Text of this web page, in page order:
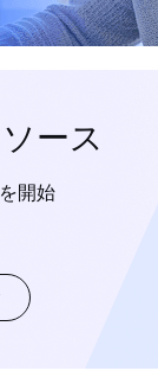
ース
開始